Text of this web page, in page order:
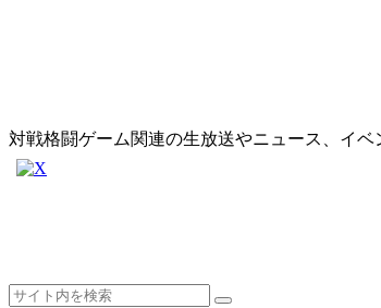
対戦格闘ゲーム関連の生放送やニュース、イ